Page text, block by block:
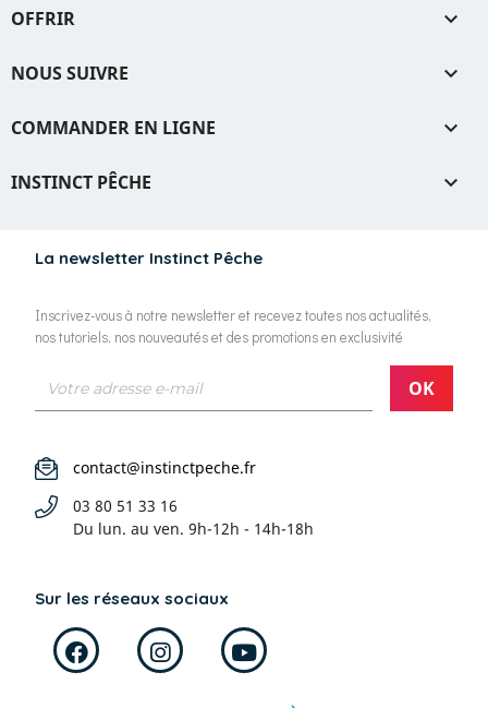
La newsletter Instinct Pêche
Inscrivez-vous à notre newsletter et recevez toutes nos actualités,
nos tutoriels, nos nouveautés et des promotions en exclusivité
contact@instinctpeche.fr
03 80 51 33 16
Du lun. au ven. 9h-12h - 14h-18h
Sur les réseaux sociaux
OFFRIR 
NOUS SUIVRE 
COMMANDER EN LIGNE 
INSTINCT PÊCHE 